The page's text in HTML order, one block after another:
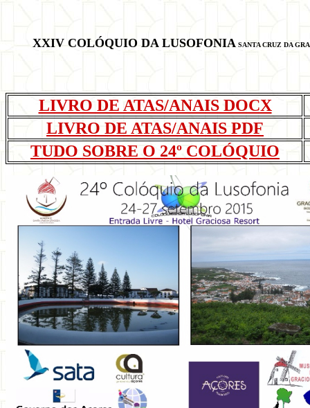
XXIV COLÓQUIO DA LUSOFONIA SANTA CRUZ DA
LIVRO DE ATAS/ANAIS DOCX
LIVRO DE ATAS/ANAIS PDF
TUDO SOBRE O 24º COLÓQUIO